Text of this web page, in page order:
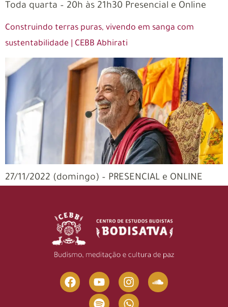
Toda quarta – 20h às 21h30 Presencial e Online
Construindo terras puras, vivendo em sanga com
sustentabilidade | CEBB Abhirati
27/11/2022 (domingo) – PRESENCIAL e ONLINE